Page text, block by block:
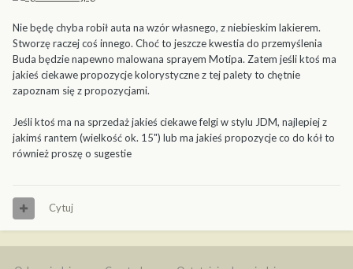
Nie będę chyba robił auta na wzór własnego, z niebieskim lakierem.
Stworzę raczej coś innego. Choć to jeszcze kwestia do przemyślenia
Buda będzie napewno malowana sprayem Motipa. Zatem jeśli ktoś ma
jakieś ciekawe propozycje kolorystyczne z tej palety to chętnie
zapoznam się z propozycjami.
Jeśli ktoś ma na sprzedaż jakieś ciekawe felgi w stylu JDM, najlepiej z
jakimś rantem (wielkość ok. 15") lub ma jakieś propozycje co do kół to
również proszę o sugestie
Cytuj